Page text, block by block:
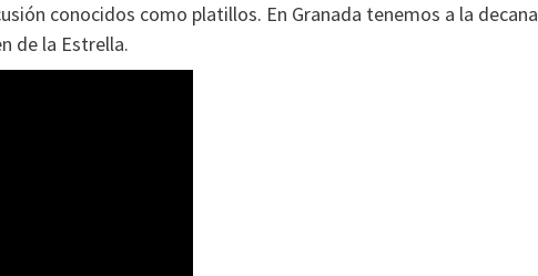
conocidos como platillos. En Granada tenemos a la decana
de la Estrella.